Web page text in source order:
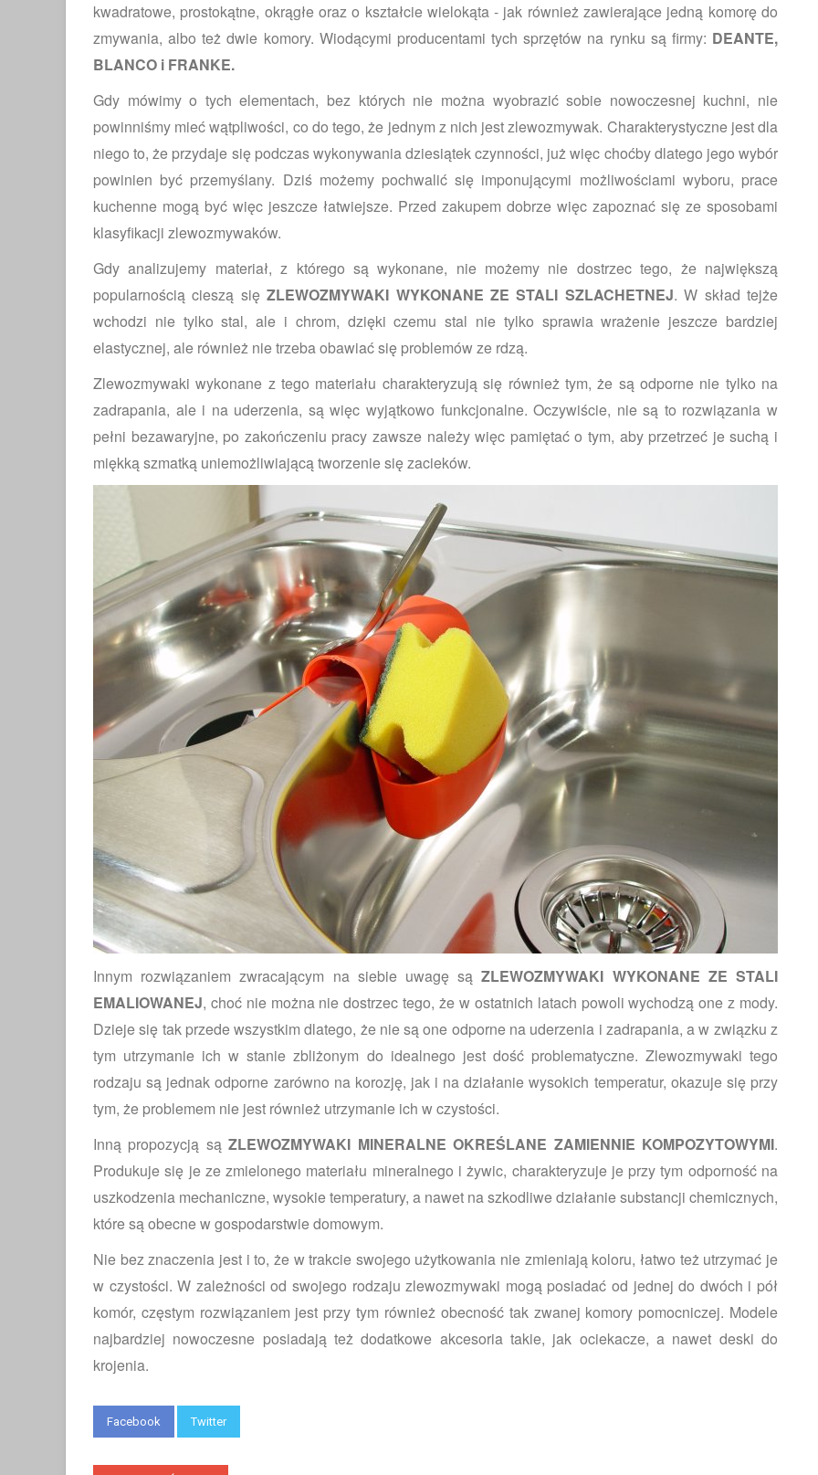
kwadratowe, prostokątne, okrągłe oraz o kształcie wielokąta - jak również zawierające jedną komorę do
zmywania, albo też dwie komory. Wiodącymi producentami tych sprzętów na rynku są firmy: DEANTE,
BLANCO i FRANKE.
Gdy mówimy o tych elementach, bez których nie można wyobrazić sobie nowoczesnej kuchni, nie
powinniśmy mieć wątpliwości, co do tego, że jednym z nich jest zlewozmywak. Charakterystyczne jest dla
niego to, że przydaje się podczas wykonywania dziesiątek czynności, już więc choćby dlatego jego wybór
powinien być przemyślany. Dziś możemy pochwalić się imponującymi możliwościami wyboru, prace
kuchenne mogą być więc jeszcze łatwiejsze. Przed zakupem dobrze więc zapoznać się ze sposobami
klasyfikacji zlewozmywaków.
Gdy analizujemy materiał, z którego są wykonane, nie możemy nie dostrzec tego, że największą
popularnością cieszą sięZLEWOZMYWAKI WYKONANE ZE STALI SZLACHETNEJ. W skład tejże
wchodzi nie tylko stal, ale i chrom, dzięki czemu stal nie tylko sprawia wrażenie jeszcze bardziej
elastycznej, ale również nie trzeba obawiać się problemów ze rdzą.
Zlewozmywaki wykonane z tego materiału charakteryzują się również tym, że są odporne nie tylko na
zadrapania, ale i na uderzenia, są więc wyjątkowo funkcjonalne. Oczywiście, nie są to rozwiązania w
pełni bezawaryjne, po zakończeniu pracy zawsze należy więc pamiętać o tym, aby przetrzeć je suchą i
miękką szmatką uniemożliwiającą tworzenie się zacieków.
Innym rozwiązaniem zwracającym na siebie uwagę sąZLEWOZMYWAKI WYKONANE ZE STALI
EMALIOWANEJ, choć nie można nie dostrzec tego, że w ostatnich latach powoli wychodzą one z mody.
Dzieje się tak przede wszystkim dlatego, że nie są one odporne na uderzenia i zadrapania, a w związku z
tym utrzymanie ich w stanie zbliżonym do idealnego jest dość problematyczne. Zlewozmywaki tego
rodzaju są jednak odporne zarówno na korozję, jak i na działanie wysokich temperatur, okazuje się przy
tym, że problemem nie jest również utrzymanie ich w czystości.
Inną propozycją sąZLEWOZMYWAKI MINERALNE OKREŚLANE ZAMIENNIE KOMPOZYTOWYMI.
Produkuje się je ze zmielonego materiału mineralnego i żywic, charakteryzuje je przy tym odporność na
uszkodzenia mechaniczne, wysokie temperatury, a nawet na szkodliwe działanie substancji chemicznych,
które są obecne w gospodarstwie domowym.
Nie bez znaczenia jest i to, że w trakcie swojego użytkowania nie zmieniają koloru, łatwo też utrzymać je
w czystości. W zależności od swojego rodzaju zlewozmywaki mogą posiadać od jednej do dwóch i pół
komór, częstym rozwiązaniem jest przy tym również obecność tak zwanej komory pomocniczej. Modele
najbardziej nowoczesne posiadają też dodatkowe akcesoria takie, jak ociekacze, a nawet deski do
krojenia.
Facebook Twitter